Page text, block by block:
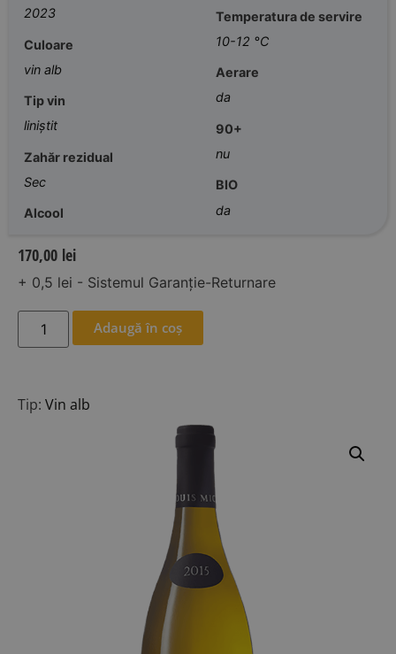
2023
Culoare
vin alb
Tip vin
liniștit
Zahăr rezidual
Sec
Alcool
Temperatura de servire
10-12 °C
Aerare
da
90+
nu
BIO
da
170,00 lei
+ 0,5 lei - Sistemul Garanție-Returnare
Adaugă în coș
Tip: Vin alb